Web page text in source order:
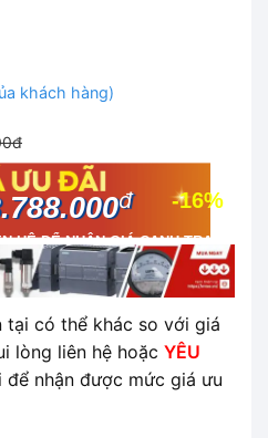
khách hàng)
-16%
đ
HỆ ĐỂ NHẬN GIÁ CẠNH TRANH
THỊ TRƯỜNG
tại có thể khác so với giá
lòng liên hệ hoặc YÊU
để nhận được mức giá ưu